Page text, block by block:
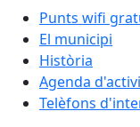
Punts wifi
El municipi
Història
Agenda
Telèfons